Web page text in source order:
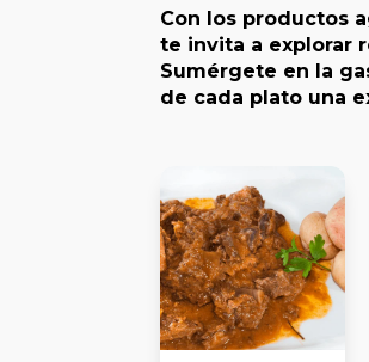
Con los productos
te invita a explorar
Sumérgete en la
de cada plato una